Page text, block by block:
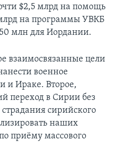
$2,5 млрд на помощь
на программы УВКБ
млн для Иордании.
взаимосвязанные цели
военное
и Ираке. Второе,
переход в Сирии без
сирийского
наших
приёму массового